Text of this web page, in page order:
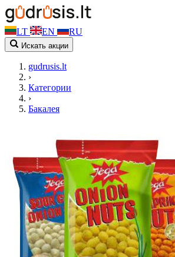
LT EN RU
Искать акции
gudrusis.lt
›
Категории
›
Бакалея